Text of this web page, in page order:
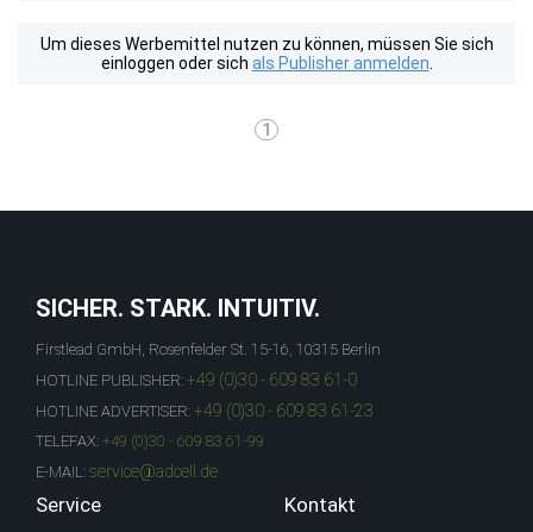
Um dieses Werbemittel nutzen zu können, müssen Sie sich
einloggen oder sich als Publisher anmelden
1
SICHER. STARK. INTUITIV.
Firstlead GmbH, Rosenfelder St. 15-16, 10315 Berlin
HOTLINE PUBLISHER: +49 (0)30 - 609 83 61-0
HOTLINE ADVERTISER: +49 (0)30 - 609 83 61-23
TELEFAX: +49 (0)30 - 609 83 61-99
E-MAIL: service@adcell.de
Service Kontakt